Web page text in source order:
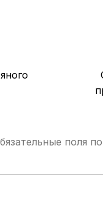
поля